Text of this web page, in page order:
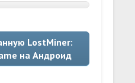
LostMiner:
на Андроид